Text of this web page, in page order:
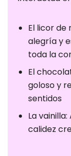
El licor de
alegría y
toda la
El
goloso y
sentidos
La
calidez